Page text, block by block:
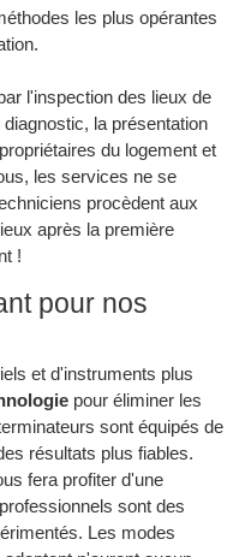
les plus opérantes
l'inspection des lieux de
la présentation
du logement et
les services ne se
procèdent aux
après la première
!
pour nos
et d'instruments plus
pour éliminer les
sont équipés de
résultats plus fiables.
fera profiter d'une
sont des
Les modes